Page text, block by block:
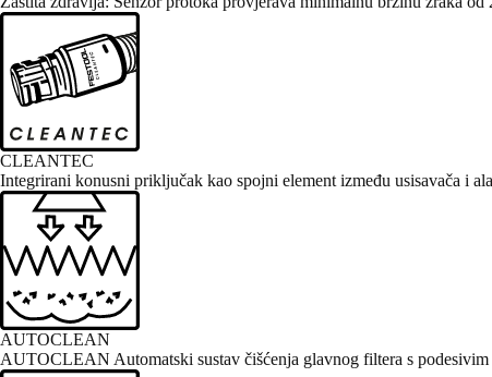
CLEANTEC
Integrirani konusni priključak kao spojni element između usisavača i
AUTOCLEAN
AUTOCLEAN Automatski sustav čišćenja glavnog filtera s